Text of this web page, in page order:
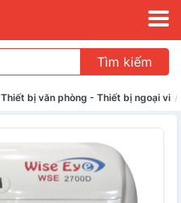
Tìm kiếm
Thiết bị văn phòng - Thiết bị ngoại vi